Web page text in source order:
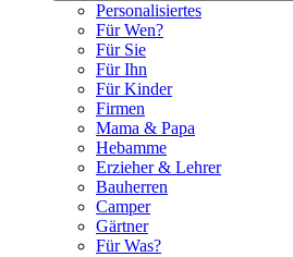
Personalisiertes
Für Wen?
Für Sie
Für Ihn
Für Kinder
Firmen
Mama & Papa
Hebamme
Erzieher & Lehrer
Bauherren
Camper
Gärtner
Für Was?